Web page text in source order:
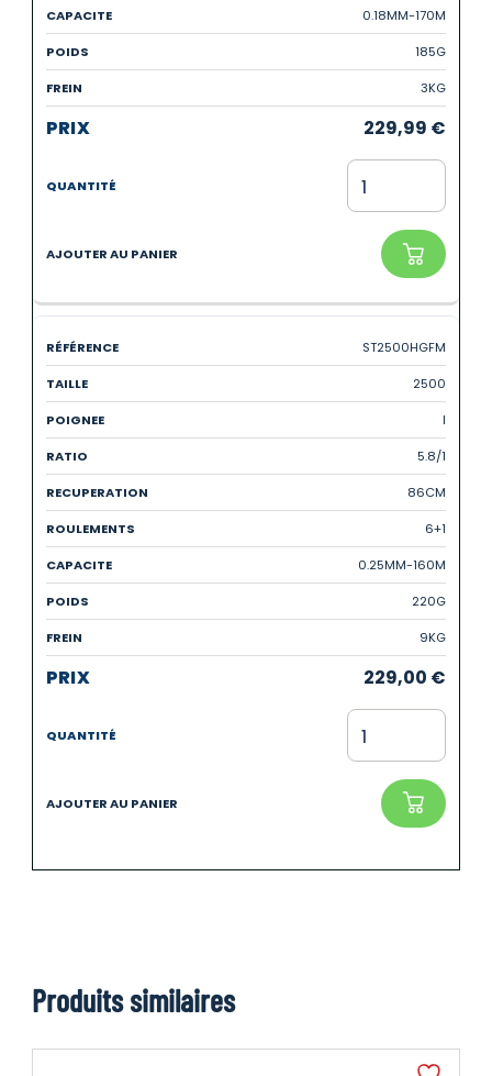
0.18MM-170M
185G
3KG
229,99 €
ST2500HGFM
2500
I
5.8/1
86CM
6+1
0.25MM-160M
220G
9KG
229,00 €
Produits similaires